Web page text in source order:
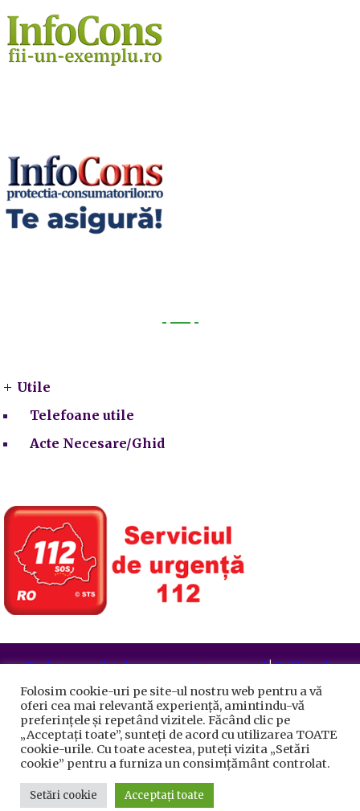
Utile
Telefoane utile
Acte Necesare/Ghid
Prelucrarea datelor cu caracter personal|Politica de
Primăria Sectorului 5 București©️2021. Toate drepturile
rezervate.
Folosim cookie-uri pe site-ul nostru web pentru a vă
oferi cea mai relevantă experiență, amintindu-vă
preferințele și repetând vizitele. Făcând clic pe
„Acceptați toate”, sunteți de acord cu utilizarea TOATE
cookie-urile. Cu toate acestea, puteți vizita „Setări
cookie” pentru a furniza un consimțământ controlat.
Setări cookie Acceptați toate